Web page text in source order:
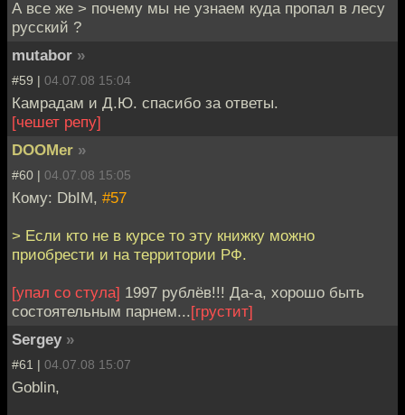
А все же > почему мы не узнаем куда пропал в лесу
русский ?
mutabor »
#59 | 04.07.08 15:04
Камрадам и Д.Ю. спасибо за ответы.
[чешет репу]
DOOMer »
#60 | 04.07.08 15:05
Кому: DbIM, #57
> Если кто не в курсе то эту книжку можно
приобрести и на территории РФ.
[упал со стула] 1997 рублёв!!! Да-а, хорошо быть
состоятельным парнем...[грустит]
Sergey »
#61 | 04.07.08 15:07
Goblin,